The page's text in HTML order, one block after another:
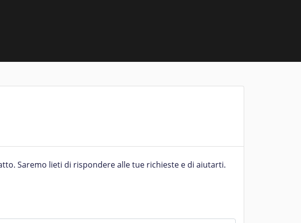
Saremo lieti di rispondere alle tue richieste e di aiutarti.